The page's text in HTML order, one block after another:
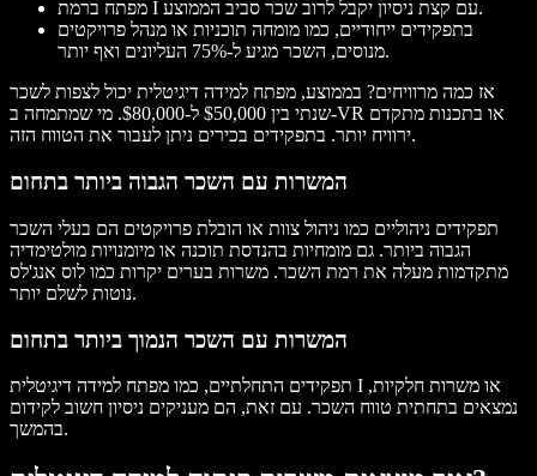
מפתח ברמת I עם קצת ניסיון יקבל לרוב שכר סביב הממוצע.
בתפקידים ייחודיים, כמו מומחה תוכניות או מנהל פרויקטים
מנוסים, השכר מגיע ל-75% העליונים ואף יותר.
אז כמה מרוויחים? בממוצע, מפתח למידה דיגיטלית יכול לצפות לשכר
שנתי בין $50,000 ל-$80,000. מי שמתמחה ב-VR או בתכנות מתקדם
ירוויח יותר. בתפקידים בכירים ניתן לעבור את הטווח הזה.
המשרות עם השכר הגבוה ביותר בתחום
תפקידים ניהוליים כמו ניהול צוות או הובלת פרויקטים הם בעלי השכר
הגבוה ביותר. גם מומחיות בהנדסת תוכנה או מיומנויות מולטימדיה
מתקדמות מעלה את רמת השכר. משרות בערים יקרות כמו לוס אנג'לס
נוטות לשלם יותר.
המשרות עם השכר הנמוך ביותר בתחום
תפקידים התחלתיים, כמו מפתח למידה דיגיטלית I או משרות חלקיות,
נמצאים בתחתית טווח השכר. עם זאת, הם מעניקים ניסיון חשוב לקידום
בהמשך.